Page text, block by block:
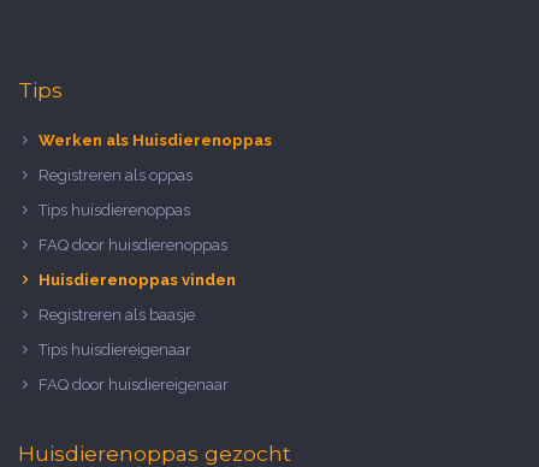
Tips
Werken als Huisdierenoppas
Registreren als oppas
Tips huisdierenoppas
FAQ door huisdierenoppas
Huisdierenoppas vinden
Registreren als baasje
Tips huisdiereigenaar
FAQ door huisdiereigenaar
Huisdierenoppas gezocht